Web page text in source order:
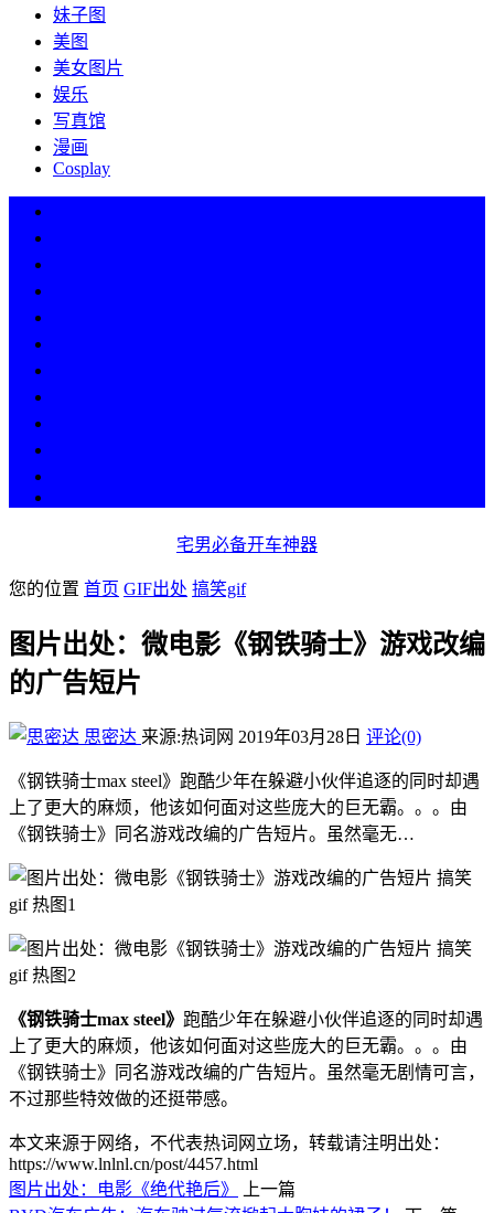
妹子图
美图
美女图片
娱乐
写真馆
漫画
Cosplay
宅男必备开车神器
您的位置 首页 GIF出处 搞笑gif
图片出处：微电影《钢铁骑士》游戏改编
的广告短片
思密达 来源:热词网 2019年03月28日 评论(0)
《钢铁骑士max steel》跑酷少年在躲避小伙伴追逐的同时却遇
上了更大的麻烦，他该如何面对这些庞大的巨无霸。。。由
《钢铁骑士》同名游戏改编的广告短片。虽然毫无…
《钢铁骑士max steel》 跑酷少年在躲避小伙伴追逐的同时却遇
上了更大的麻烦，他该如何面对这些庞大的巨无霸。。。由
《钢铁骑士》同名游戏改编的广告短片。虽然毫无剧情可言，
不过那些特效做的还挺带感。
本文来源于网络，不代表热词网立场，转载请注明出处：
https://www.lnlnl.cn/post/4457.html
图片出处：电影《绝代艳后》
上一篇